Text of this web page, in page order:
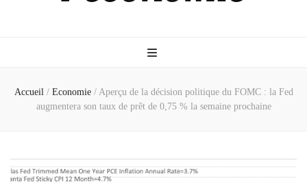
Accueil / Economie / Aperçu de la décision politique du FOMC : la Fed
augmentera son taux de prêt de 0,75 % la semaine prochaine